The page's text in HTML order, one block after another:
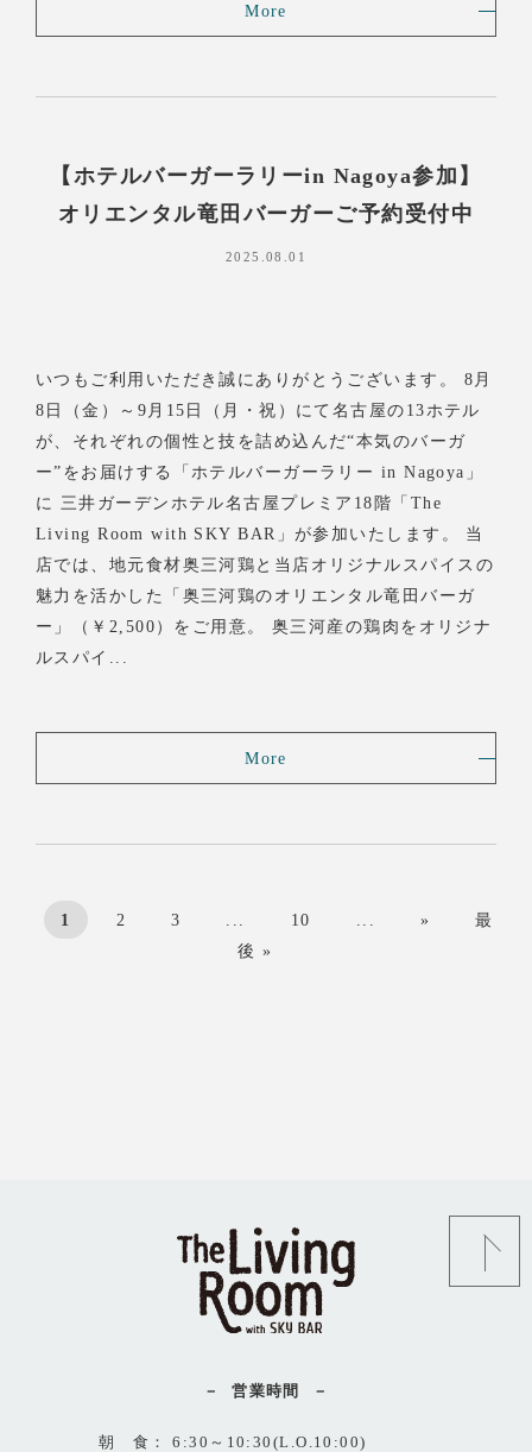
More
【ホテルバーガーラリーin Nagoya参加】
オリエンタル竜田バーガーご予約受付中
2025.08.01
いつもご利用いただき誠にありがとうございます。 8月
8日（金）～9月15日（月・祝）にて名古屋の13ホテル
が、それぞれの個性と技を詰め込んだ“本気のバーガ
ー”をお届けする「ホテルバーガーラリー in Nagoya」
に 三井ガーデンホテル名古屋プレミア18階「The
Living Room with SKY BAR」が参加いたします。 当
店では、地元食材奥三河鶏と当店オリジナルスパイスの
魅力を活かした「奥三河鶏のオリエンタル竜田バーガ
ー」（￥2,500）をご用意。 奥三河産の鶏肉をオリジナ
ルスパイ...
More
1 2 3 ... 10 ... »
最
後 »
営業時間
朝 食： 6:30～10:30(L.O.10:00)